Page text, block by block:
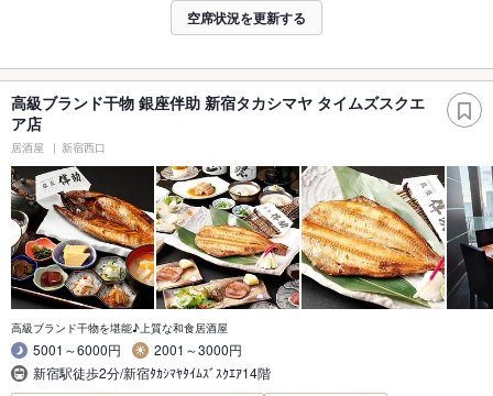
空席状況を更新する
高級ブランド干物 銀座伴助 新宿タカシマヤ タイムズスクエ
ア店
居酒屋 新宿西口
高級ブランド干物を堪能♪上質な和食居酒屋
5001～6000円
2001～3000円
新宿駅徒歩2分/新宿ﾀｶｼﾏﾔﾀｲﾑｽﾞｽｸｴｱ14階